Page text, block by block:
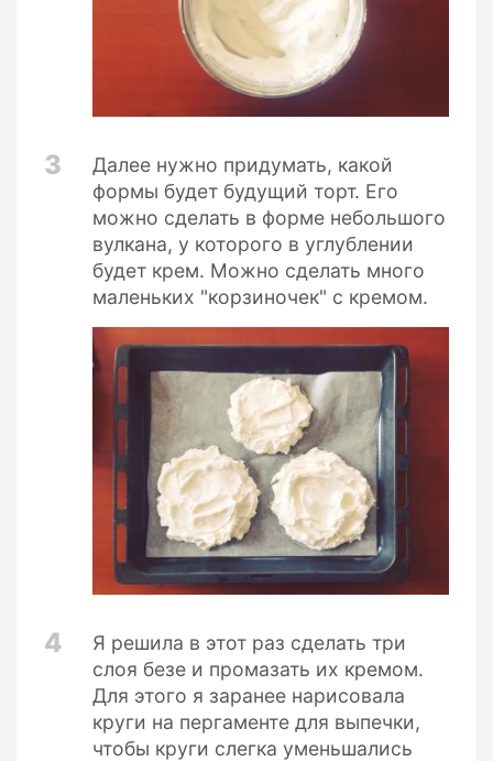
3
Далее нужно придумать, какой
формы будет будущий торт. Его
можно сделать в форме небольшого
вулкана, у которого в углублении
будет крем. Можно сделать много
маленьких "корзиночек" с кремом.
4
Я решила в этот раз сделать три
слоя безе и промазать их кремом.
Для этого я заранее нарисовала
круги на пергаменте для выпечки,
чтобы круги слегка уменьшались